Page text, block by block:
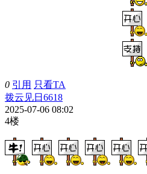
0 引用 只看TA
拨云见日6618
2025-07-06 08:02
4楼